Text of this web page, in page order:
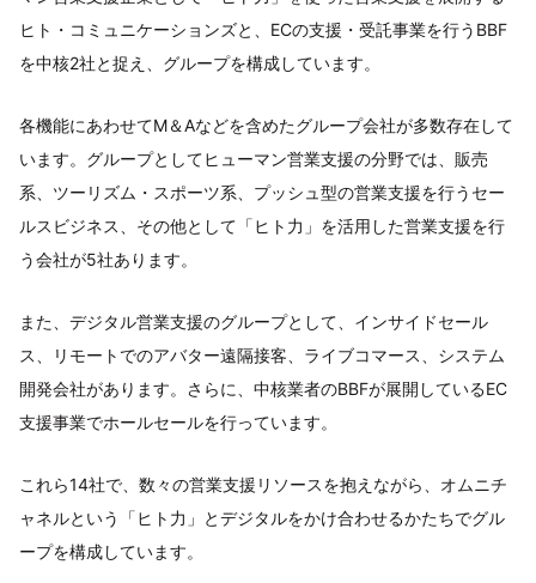
ヒト・コミュニケーションズと、ECの支援・受託事業を行うBBF
を中核2社と捉え、グループを構成しています。
各機能にあわせてM＆Aなどを含めたグループ会社が多数存在して
います。グループとしてヒューマン営業支援の分野では、販売
系、ツーリズム・スポーツ系、プッシュ型の営業支援を行うセー
ルスビジネス、その他として「ヒト力」を活用した営業支援を行
う会社が5社あります。
また、デジタル営業支援のグループとして、インサイドセール
ス、リモートでのアバター遠隔接客、ライブコマース、システム
開発会社があります。さらに、中核業者のBBFが展開しているEC
支援事業でホールセールを行っています。
これら14社で、数々の営業支援リソースを抱えながら、オムニチ
ャネルという「ヒト力」とデジタルをかけ合わせるかたちでグル
ープを構成しています。